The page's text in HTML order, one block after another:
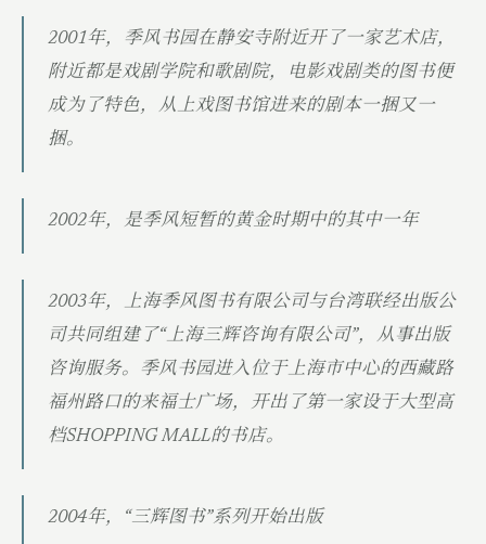
2001年，季风书园在静安寺附近开了一家艺术店，
附近都是戏剧学院和歌剧院，电影戏剧类的图书便
成为了特色，从上戏图书馆进来的剧本一捆又一
捆。
2002年，是季风短暂的黄金时期中的其中一年
2003年，上海季风图书有限公司与台湾联经出版公
司共同组建了“上海三辉咨询有限公司”，从事出版
咨询服务。季风书园进入位于上海市中心的西藏路
福州路口的来福士广场，开出了第一家设于大型高
档SHOPPING MALL的书店。
2004年，“三辉图书”系列开始出版